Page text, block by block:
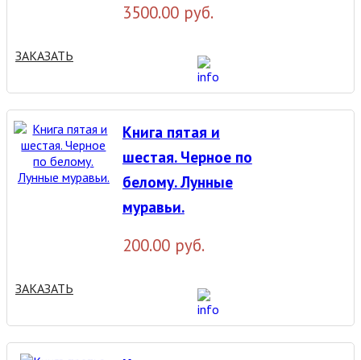
3500.00 руб.
ЗАКАЗАТЬ
Книга пятая и
шестая. Черное по
белому. Лунные
муравьи.
200.00 руб.
ЗАКАЗАТЬ